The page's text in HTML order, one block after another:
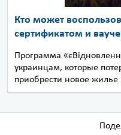
Кто может
сертификатом и
Программа
украинцам, которые
приобрести новое жилье